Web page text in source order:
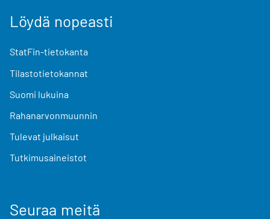
Löydä nopeasti
StatFin-tietokanta
Tilastotietokannat
Suomi lukuina
Rahanarvonmuunnin
Tulevat julkaisut
Tutkimusaineistot
Seuraa meitä